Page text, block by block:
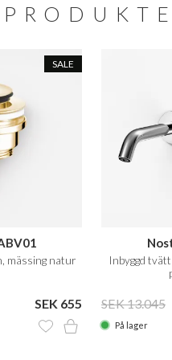
SALE
mässing natur
SEK 655
m
Inbyggd
SEK 13.045
På lager